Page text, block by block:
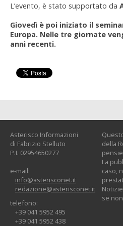
L’evento, è stato supportato da
Giovedì è poi iniziato il
Europa. Nelle tre giornate
anni recenti.
Asterisco Informazioni
di Fabrizio Stelluto
P.I. 02954650277
e-mail:
info@asterisconet.it
redazione@asterisconet.it
telefono:
+39 041 5952 495
+39 041 5952 438
della
La
caso,
se